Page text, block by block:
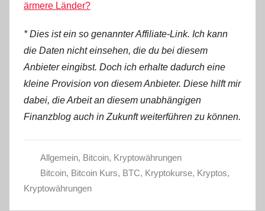
ärmere Länder?
* Dies ist ein so genannter Affiliate-Link. Ich kann
die Daten nicht einsehen, die du bei diesem
Anbieter eingibst. Doch ich erhalte dadurch eine
kleine Provision von diesem Anbieter. Diese hilft mir
dabei, die Arbeit an diesem unabhängigen
Finanzblog auch in Zukunft weiterführen zu können.
Allgemein, Bitcoin, Kryptowährungen
Bitcoin, Bitcoin Kurs, BTC, Kryptokurse, Kryptos,
Kryptowährungen